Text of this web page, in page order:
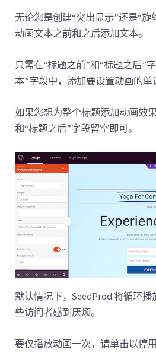
无论您是创建“突出显示”还是“
动画文本之前和之后添加文本。
只需在“标题之前”和“标题之后”
本”字段中，添加要设置动画的单
如果您想为整个标题添加动画效
和“标题之后”字段留空即可。
默认情况下，SeedProd 将循环
些访问者感到厌烦。
要仅播放动画一次，请单击以停